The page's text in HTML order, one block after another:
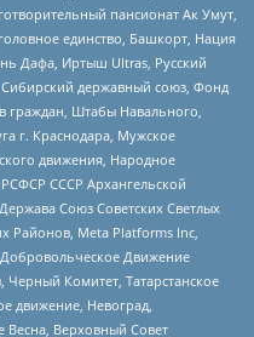
пансионат Ак Умут,
единство, Башкорт, Нация
Дафа, Иртыш Ultras, Русский
державный союз, Фонд
Штабы Навального,
г. Краснодара, Мужское
движения, Народное
СССР Архангельской
Союз Советских Светлых
Районов, Meta Platforms Inc,
Движение
Комитет, Татарстанское
движение, Невоград,
Верховный Совет